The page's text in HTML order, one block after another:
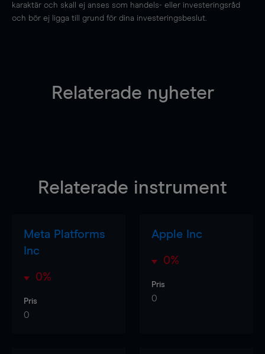
karaktär och skall ej anses som handels- eller investeringsråd
och bör ej ligga till grund för dina investeringsbeslut.
Relaterade nyheter
Relaterade instrument
Meta Platforms
Inc
0%
Pris
0
Apple Inc
0%
Pris
0